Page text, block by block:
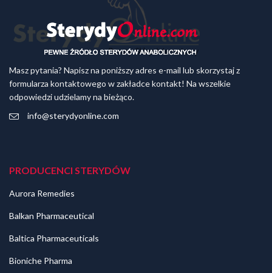
Masz pytania? Napisz na poniższy adres e-mail lub skorzystaj z
formularza kontaktowego w zakładce kontakt! Na wszelkie
odpowiedzi udzielamy na bieżąco.
info@sterydyonline.com
PRODUCENCI STERYDÓW
Aurora Remedies
Balkan Pharmaceutical
Baltica Pharmaceuticals
Bioniche Pharma